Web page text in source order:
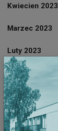
Kwiecien 2023
Marzec 2023
Luty 2023
Styczeń 2023
Grudzień 2022
Listopad 2022